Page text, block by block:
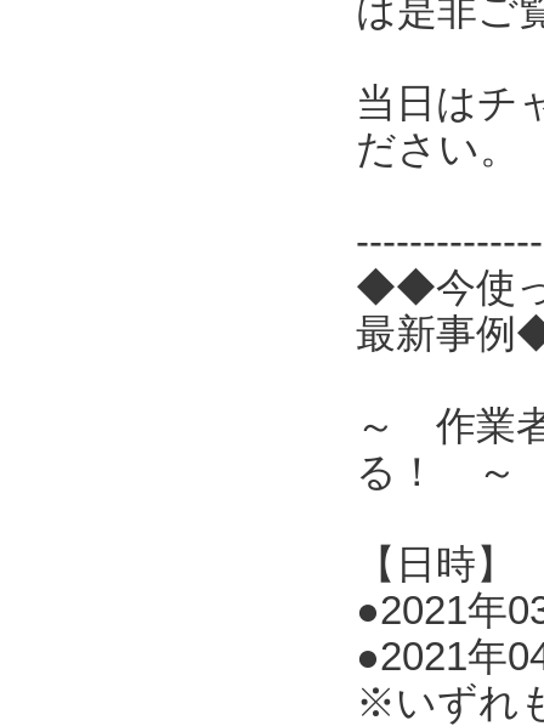
は是非ご
当日はチ
ださい。
◆◆今使っ
最新事
～ 作業
る！ ～
【日時】
●2021年
●2021年
※いずれ